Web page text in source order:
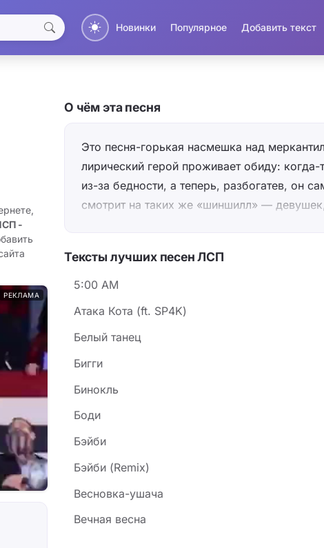
Новинки Популярное Добавить текст
-
РЕКЛАМА
О чём эта песня
Это песня-горькая насмешка над
лирический герой проживает обиду: когда-
из-за бедности, а теперь, разбогатев, он
смотрит на таких же «шиншилл» —
роскошь (тачки, яхты, виллы) в дешёвую,
бутафорию, лишённую настоящих чувств.
шиншиллы») до тоскливого сознания, что
правилам не приносит счастья, а только
Тексты лучших песен ЛСП
5:00 AM
Атака Кота (ft. SP4K)
Белый танец
Бигги
Бинокль
Боди
Бэйби
Бэйби (Remix)
Весновка-ушача
Вечная весна